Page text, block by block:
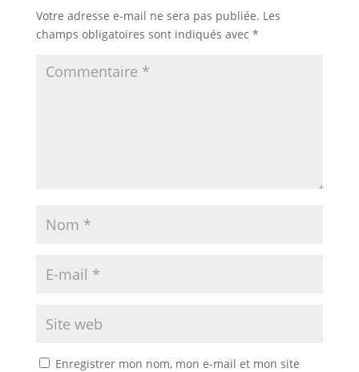
Votre adresse e-mail ne sera pas publiée. Les
champs obligatoires sont indiqués avec *
Enregistrer mon nom, mon e-mail et mon site